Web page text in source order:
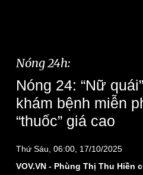
Tổ chức nhân sự
Quốc hội
Nhận diện sự thật
Nóng 24h:
Nóng 24: “Nữ
khám bệnh miễn
“thuốc” giá cao
Thứ Sáu, 06:00, 17/10/2025
VOV.VN - Phùng Thị Thu